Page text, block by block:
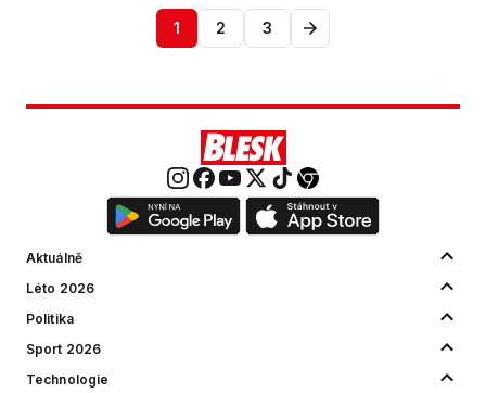
1 2 3
Aktuálně
Léto 2026
Politika
Sport 2026
Technologie